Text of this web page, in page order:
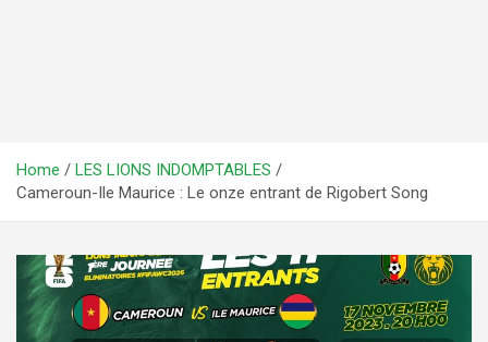
Home
LES LIONS INDOMPTABLES
Cameroun-Ile Maurice : Le onze entrant de Rigobert Song